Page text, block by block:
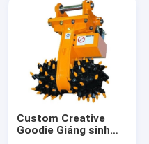
Custom Creative
Goodie Giáng sinh